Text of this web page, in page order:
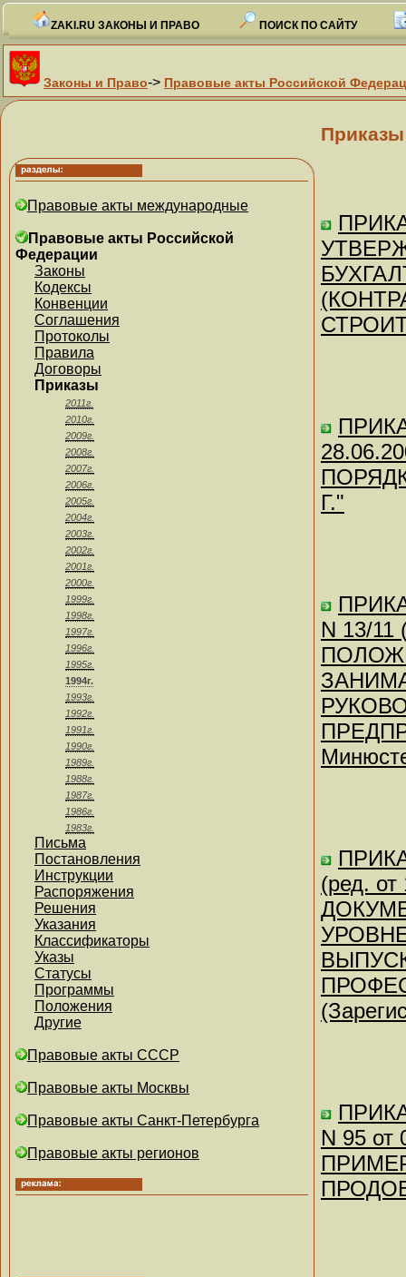
ZAKI.RU ЗАКОНЫ И ПРАВО ПОИСК ПО САЙТУ
Законы и Право-> Правовые акты Российской
Правовые акты международные
Правовые акты Российской
Федерации
Законы
Кодексы
Конвенции
Соглашения
Протоколы
Правила
Договоры
Приказы
2011г.
2010г.
2009г.
2008г.
2007г.
2006г.
2005г.
2004г.
2003г.
2002г.
2001г.
2000г.
1999г.
1998г.
1997г.
1996г.
1995г.
1994г.
1993г.
1992г.
1991г.
1990г.
1989г.
1988г.
1987г.
1986г.
1983г.
Письма
Постановления
Инструкции
Распоряжения
Решения
Указания
Классификаторы
Указы
Статусы
Программы
Положения
Другие
Правовые акты СССР
Правовые акты Москвы
Правовые акты Санкт-Петербурга
Правовые акты регионов
Г."
N 13/
(ред.
N 95